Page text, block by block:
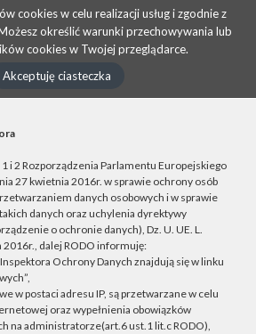
cookies w celu realizacji usług i zgodnie z
określić warunki przechowywania lub
cookies w Twojej przeglądarce.
Akceptuję ciasteczka
i 2 Rozporządzenia Parlamentu Europejskiego
27 kwietnia 2016r. w sprawie ochrony osób
danych osobowych i w sprawie
danych oraz uchylenia dyrektywy
o ochronie danych), Dz. U. UE. L.
2016r., dalej RODO informuję:
Ochrony Danych znajdują się w linku
w postaci adresu IP, są przetwarzane w celu
oraz wypełnienia obowiązków
na administratorze(art.6 ust.1 lit.c RODO),